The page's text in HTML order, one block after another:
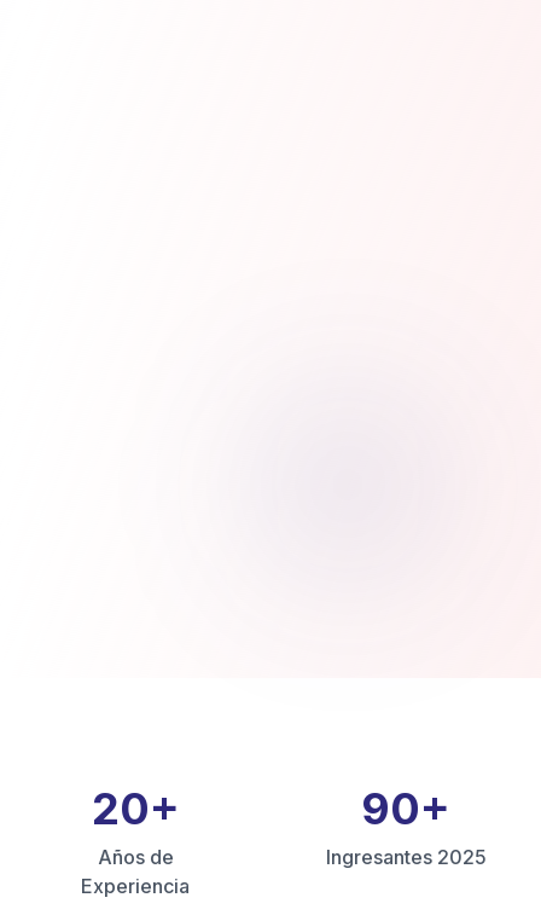
20+
Años de
Experiencia
90+
Ingresantes 2025